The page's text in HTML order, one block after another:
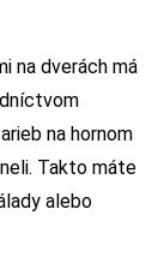
na dverách má
na hornom
Takto máte
alebo